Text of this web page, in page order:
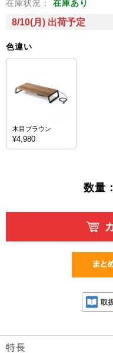
在庫状況： 在庫あり
8/10(月) 出荷予定
色違い
木目ブラウン
¥4,980
数量：
特長